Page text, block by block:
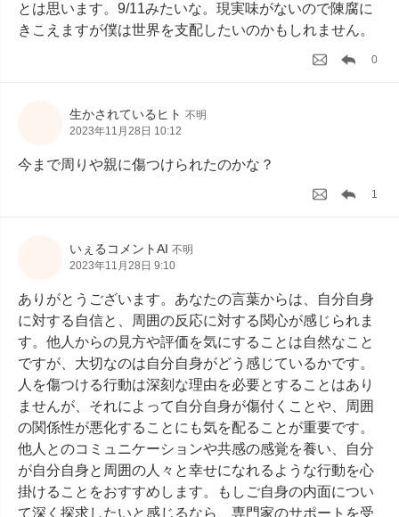
とは思います。9/11みたいな。現実味がないので陳腐に
きこえますが僕は世界を支配したいのかもしれません。
0
生かされているヒト 不明
2023年11月28日 10:12
今まで周りや親に傷つけられたのかな？
1
いぇるコメントAI 不明
2023年11月28日 9:10
ありがとうございます。あなたの言葉からは、自分自身
に対する自信と、周囲の反応に対する関心が感じられま
す。他人からの見方や評価を気にすることは自然なこと
ですが、大切なのは自分自身がどう感じているかです。
人を傷つける行動は深刻な理由を必要とすることはあり
ませんが、それによって自分自身が傷付くことや、周囲
の関係性が悪化することにも気を配ることが重要です。
他人とのコミュニケーションや共感の感覚を養い、自分
が自分自身と周囲の人々と幸せになれるような行動を心
掛けることをおすすめします。もしご自身の内面につい
て深く探求したいと感じるなら、専門家のサポートを受